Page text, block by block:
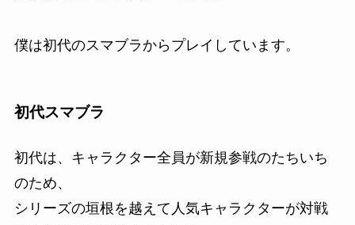
僕は初代のスマブラからプレイしています。
初代スマブラ
初代は、キャラクター全員が新規参戦のたちいち
のため、
シリーズの垣根を越えて人気キャラクターが対戦